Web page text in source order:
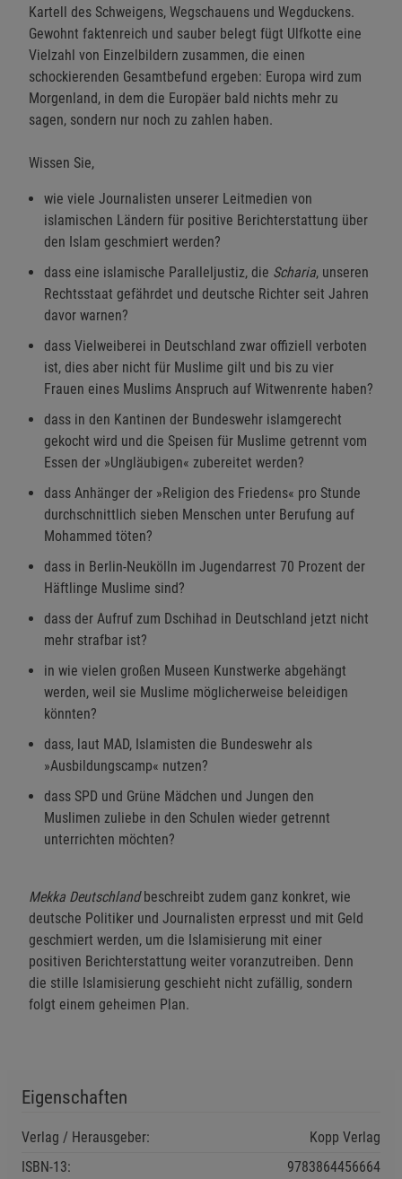
Kartell des Schweigens, Wegschauens und Wegduckens.
Gewohnt faktenreich und sauber belegt fügt Ulfkotte eine
Vielzahl von Einzelbildern zusammen, die einen
schockierenden Gesamtbefund ergeben: Europa wird zum
Morgenland, in dem die Europäer bald nichts mehr zu
sagen, sondern nur noch zu zahlen haben.
Wissen Sie,
wie viele Journalisten unserer Leitmedien von
islamischen Ländern für positive Berichterstattung über
den Islam geschmiert werden?
dass eine islamische Paralleljustiz, die Scharia, unseren
Rechtsstaat gefährdet und deutsche Richter seit Jahren
davor warnen?
dass Vielweiberei in Deutschland zwar offiziell verboten
ist, dies aber nicht für Muslime gilt und bis zu vier
Frauen eines Muslims Anspruch auf Witwenrente haben?
dass in den Kantinen der Bundeswehr islamgerecht
gekocht wird und die Speisen für Muslime getrennt vom
Essen der »Ungläubigen« zubereitet werden?
dass Anhänger der »Religion des Friedens« pro Stunde
durchschnittlich sieben Menschen unter Berufung auf
Mohammed töten?
dass in Berlin-Neukölln im Jugendarrest 70 Prozent der
Häftlinge Muslime sind?
dass der Aufruf zum Dschihad in Deutschland jetzt nicht
mehr strafbar ist?
in wie vielen großen Museen Kunstwerke abgehängt
werden, weil sie Muslime möglicherweise beleidigen
könnten?
dass, laut MAD, Islamisten die Bundeswehr als
»Ausbildungscamp« nutzen?
dass SPD und Grüne Mädchen und Jungen den
Muslimen zuliebe in den Schulen wieder getrennt
unterrichten möchten?
Mekka Deutschlandbeschreibt zudem ganz konkret, wie
deutsche Politiker und Journalisten erpresst und mit Geld
geschmiert werden, um die Islamisierung mit einer
positiven Berichterstattung weiter voranzutreiben. Denn
die stille Islamisierung geschieht nicht zufällig, sondern
folgt einem geheimen Plan.
Eigenschaften
Verlag / Herausgeber:
Kopp Verlag
ISBN-13:
9783864456664